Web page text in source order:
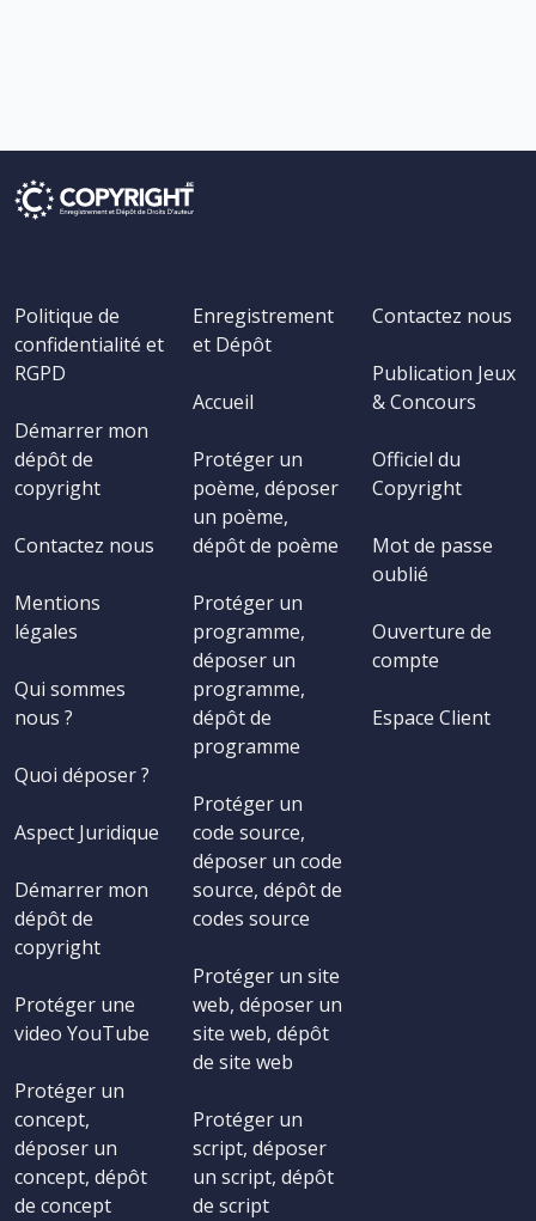
Politique de
confidentialité et
RGPD
Démarrer mon
dépôt de
copyright
Contactez nous
Mentions
légales
Qui sommes
nous ?
Quoi déposer ?
Aspect Juridique
Démarrer mon
dépôt de
copyright
Protéger une
video YouTube
Protéger un
concept,
déposer un
concept, dépôt
de concept
Enregistrement
et Dépôt
Accueil
Protéger un
poème, déposer
un poème,
dépôt de poème
Protéger un
programme,
déposer un
programme,
dépôt de
programme
Protéger un
code source,
déposer un code
source, dépôt de
codes source
Protéger un site
web, déposer un
site web, dépôt
de site web
Protéger un
script, déposer
un script, dépôt
de script
Contactez nous
Publication Jeux
& Concours
Officiel du
Copyright
Mot de passe
oublié
Ouverture de
compte
Espace Client